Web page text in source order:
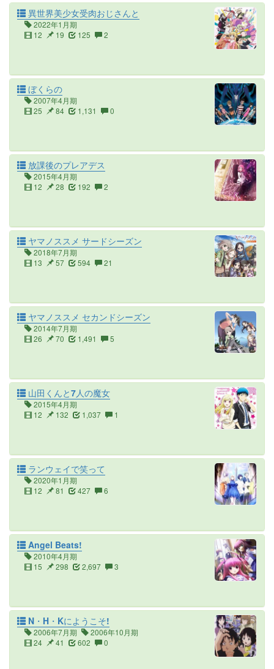
異世界美少女受肉おじさんと
2022年1月期
12
19 125 2
ぼくらの
2007年4月期
25
84 1,131 0
放課後のプレアデス
2015年4月期
12
28 192 2
ヤマノススメ サードシーズン
2018年7月期
13
57 594 21
ヤマノススメ セカンドシーズン
2014年7月期
26
70 1,491 5
山田くんと7人の魔女
2015年4月期
12
132 1,037 1
ランウェイで笑って
2020年1月期
12
81 427 6
Angel Beats!
2010年4月期
15
298 2,697 3
N・H・Kにようこそ!
2006年7月期
2006年10月期
24
41 602 0